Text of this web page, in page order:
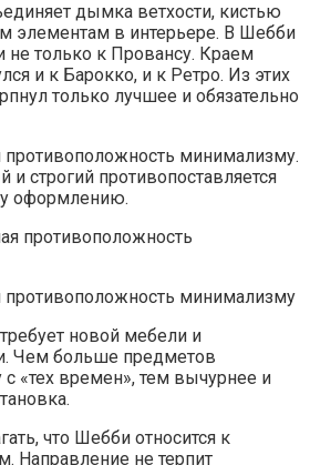
дымка ветхости, кистью
элементам в интерьере. В Шебби
не только к Провансу. Краем
и к Барокко, и к Ретро. Из этих
только лучшее и обязательно
минимализму.
и строгий противопоставляется
оформлению.
минимализму
новой мебели и
Чем больше предметов
с «тех времен», тем вычурнее и
что Шебби относится к
Направление не терпит